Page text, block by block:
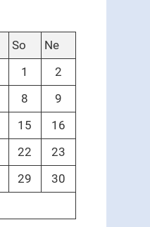
So
Ne
1
2
8
9
15
16
22
23
29
30